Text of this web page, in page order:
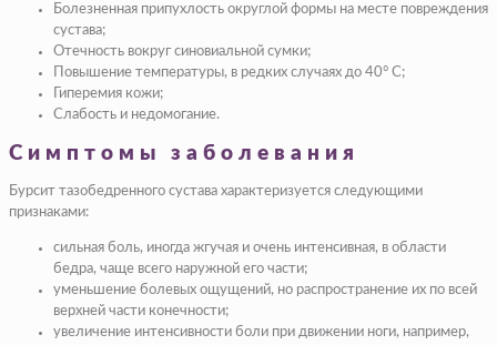
Болезненная припухлость округлой формы на месте повреждения
сустава;
Отечность вокруг синовиальной сумки;
Повышение температуры, в редких случаях до 40° С;
Гиперемия кожи;
Слабость и недомогание.
Симптомы заболевания
Бурсит тазобедренного сустава характеризуется следующими
признаками:
сильная боль, иногда жгучая и очень интенсивная, в области
бедра, чаще всего наружной его части;
уменьшение болевых ощущений, но распространение их по всей
верхней части конечности;
увеличение интенсивности боли при движении ноги, например,